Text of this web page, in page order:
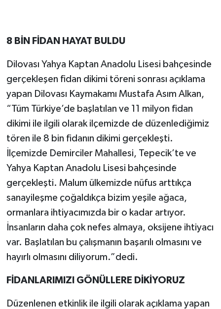
8 BİN FİDAN HAYAT BULDU
Dilovası Yahya Kaptan Anadolu Lisesi bahçesinde
gerçekleşen fidan dikimi töreni sonrası açıklama
yapan Dilovası Kaymakamı Mustafa Asım Alkan,
“Tüm Türkiye’de başlatılan ve 11 milyon fidan
dikimi ile ilgili olarak ilçemizde de düzenlediğimiz
tören ile 8 bin fidanın dikimi gerçekleşti.
İlçemizde Demirciler Mahallesi, Tepecik’te ve
Yahya Kaptan Anadolu Lisesi bahçesinde
gerçekleşti. Malum ülkemizde nüfus arttıkça
sanayileşme çoğaldıkça bizim yeşile ağaca,
ormanlara ihtiyacımızda bir o kadar artıyor.
İnsanların daha çok nefes almaya, oksijene ihtiyacı
var. Başlatılan bu çalışmanın başarılı olmasını ve
hayırlı olmasını diliyorum.”dedi.
FİDANLARIMIZI GÖNÜLLERE DİKİYORUZ
Düzenlenen etkinlik ile ilgili olarak açıklama yapan